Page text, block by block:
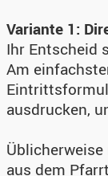
Variante 1:
Ihr Entscheid
Am
ausdrucken,
aus dem